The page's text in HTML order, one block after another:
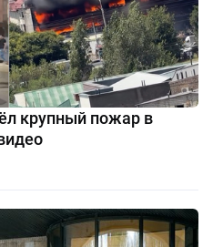
крупный пожар в